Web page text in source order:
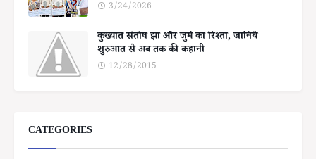
3/24/2026
कुख्यात संतोष झा और जुर्म का रिश्ता, जानिये
शुरुआत से अब तक की कहानी
12/28/2015
CATEGORIES